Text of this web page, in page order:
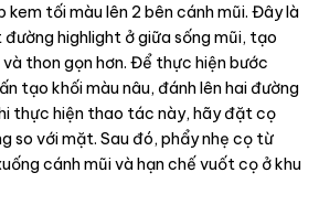
kem tối màu lên 2 bên cánh mũi. Đây là
highlight ở giữa sống mũi, tạo
thon gọn hơn. Để thực hiện bước
tạo khối màu nâu, đánh lên hai đường
thực hiện thao tác này, hãy đặt cọ
so với mặt. Sau đó, phẩy nhẹ cọ từ
cánh mũi và hạn chế vuốt cọ ở khu